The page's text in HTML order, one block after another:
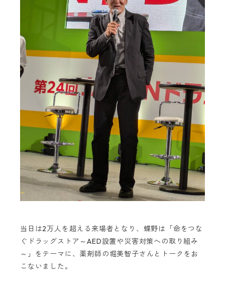
当日は2万人を超える来場者となり、蝶野は「命をつな
ぐドラッグストア～AED設置や災害対策への取り組み
～」をテーマに、薬剤師の堀美智子さんとトークをお
こないました。